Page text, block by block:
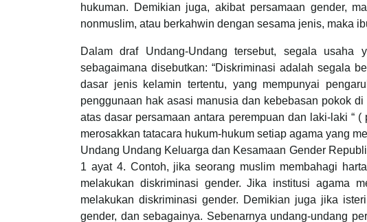
hukuman. Demikian juga, akibat persamaan gender,
nonmuslim, atau berkahwin dengan sesama jenis, maka
Dalam draf Undang-Undang tersebut, segala usaha
sebagaimana disebutkan: “Diskriminasi adalah segala
dasar jenis kelamin tertentu, yang mempunyai
penggunaan hak asasi manusia dan kebebasan pokok
atas dasar persamaan antara perempuan dan laki-laki “
merosakkan tatacara hukum-hukum setiap agama yang
Undang Undang Keluarga dan Kesamaan Gender
1 ayat 4. Contoh, jika seorang muslim membahagi
melakukan diskriminasi gender. Jika institusi agama
melakukan diskriminasi gender. Demikian juga jika
gender, dan sebagainya. Sebenarnya undang-undang